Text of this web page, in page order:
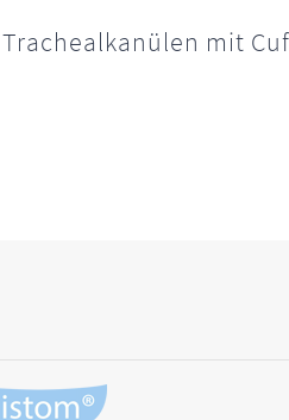
Trachealkanülen mit